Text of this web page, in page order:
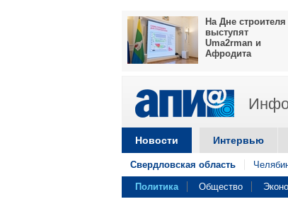
На Дне строителя
выступят
Uma2rman и
Афродита
Новости Интервью
Свердловская область
Политика Общество